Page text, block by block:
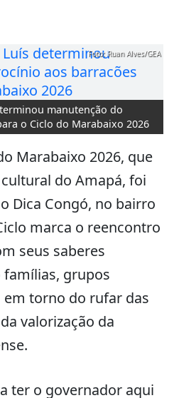
manutenção do
o Ciclo do Marabaixo 2026
Foto: Ruan Alves/GEA
Marabaixo 2026, que
do Amapá, foi
Dica Congó, no bairro
marca o reencontro
seus saberes
grupos
torno do rufar das
valorização da
ter o governador aqui